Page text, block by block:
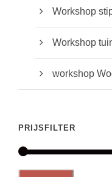
Workshop
Workshop
workshop
PRIJSFILTER